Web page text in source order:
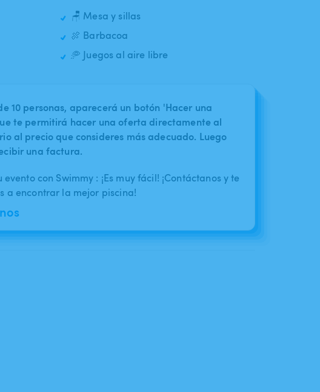
🪑 Mesa y sillas
🍖 Barbacoa
🥏 Juegos al aire libre
10 personas, aparecerá un botón 'Hacer una
te permitirá hacer una oferta directamente al
al precio que consideres más adecuado. Luego
una factura.
con Swimmy : ¡Es muy fácil! ¡Contáctanos y te
a encontrar la mejor piscina!